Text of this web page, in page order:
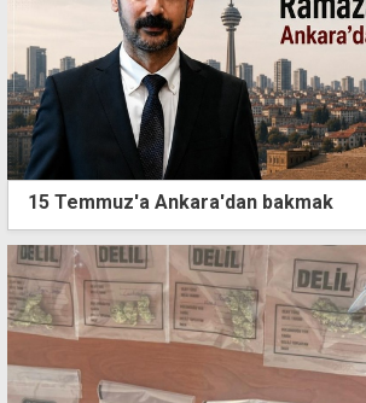
15 Temmuz'a Ankara'dan bakmak